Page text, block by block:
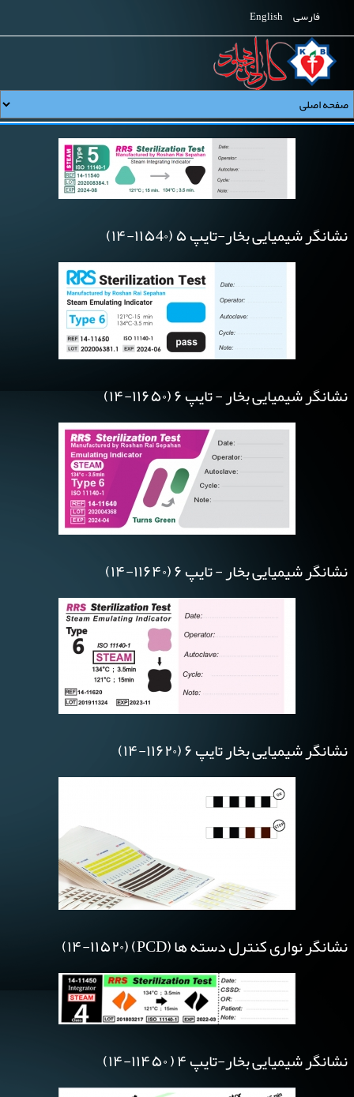
فارسی English
نشانگر شیمیایی بخار-تایپ ۵ (۱۱۵4۰-۱۴)
نشانگر شیمیایی بخار - تایپ ۶ (۱۱۶۵۰-۱۴)
نشانگر شیمیایی بخار - تایپ ۶ (۱۱۶۴۰-۱۴)
نشانگر شیمیایی بخار تایپ ۶ (۱۱۶۲۰-۱۴)
نشانگر نواری کنترل دسته ها (PCD) (۱۴-۱۱۵۲۰)
نشانگر شیمیایی بخار-تایپ ۴ ( ۱۱۴۵۰-۱۴)